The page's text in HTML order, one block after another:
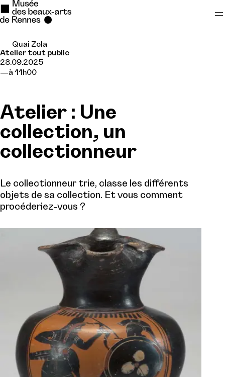
Se rendre au
Contenu principal
Quai Zola
Atelier tout public
28.09.2025
à 11h00
Atelier : Une
collection, un
collectionneur
Le collectionneur trie, classe les différents
objets de sa collection. Et vous comment
procéderiez-vous ?